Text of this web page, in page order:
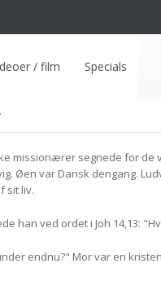
/ film Specials
missionærer segnede for
Øen var Dansk dengang.
sit liv.
han ved ordet i Joh 14,13:
endnu?" Mor var en